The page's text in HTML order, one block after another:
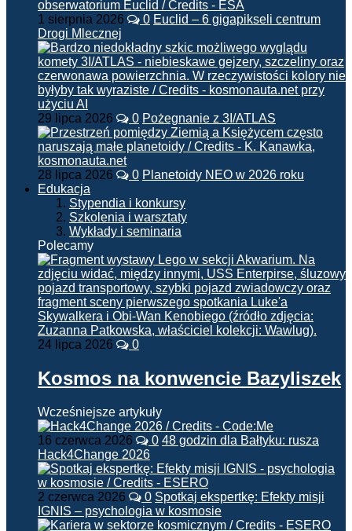
1 sierpnia 2026 0 Euclid – 6 gigapikseli centrum
Drogi Mlecznej
29 lipca 2026 0 Pożegnanie z 3I/ATLAS
28 lipca 2026 0 Planetoidy NEO w 2026 roku
Edukacja
Stypendia i konkursy
Szkolenia i warsztaty
Wykłady i seminaria
Polecamy
24 lipca 2026 0
Kosmos na konwencie Bazyliszek
Wcześniejsze artykuły
16 czerwca 2026 0 48 godzin dla Bałtyku: rusza
Hack4Change 2026
2 czerwca 2026 0 Spotkaj ekspertkę: Efekty misji
IGNIS – psychologia w kosmosie